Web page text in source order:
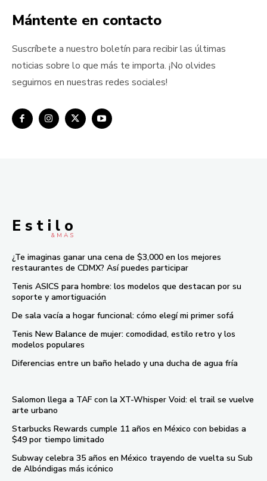
Mántente en contacto
Suscríbete a nuestro boletín para recibir las últimas
noticias sobre lo que más te importa. ¡No olvides
seguirnos en nuestras redes sociales!
E s t i l o
& M À S
¿Te imaginas ganar una cena de $3,000 en los mejores
restaurantes de CDMX? Así puedes participar
Tenis ASICS para hombre: los modelos que destacan por su
soporte y amortiguación
De sala vacía a hogar funcional: cómo elegí mi primer sofá
Tenis New Balance de mujer: comodidad, estilo retro y los
modelos populares
Diferencias entre un baño helado y una ducha de agua fría
Salomon llega a TAF con la XT-Whisper Void: el trail se vuelve
arte urbano
Starbucks Rewards cumple 11 años en México con bebidas a
$49 por tiempo limitado
Subway celebra 35 años en México trayendo de vuelta su Sub
de Albóndigas más icónico